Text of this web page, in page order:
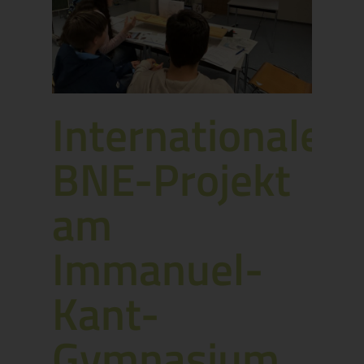
Internationales
BNE-Projekt
am
Immanuel-
Kant-